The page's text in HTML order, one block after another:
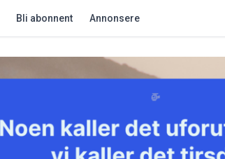
Bli abonnent Annonsere